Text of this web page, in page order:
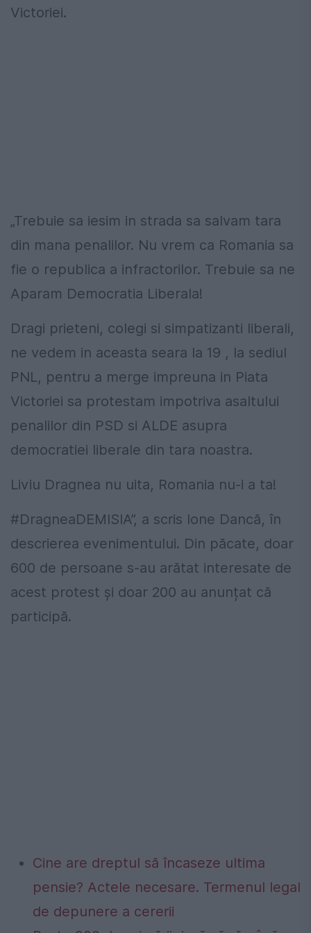
Victoriei.
„Trebuie sa iesim in strada sa salvam tara
din mana penalilor. Nu vrem ca Romania sa
fie o republica a infractorilor. Trebuie sa ne
Aparam Democratia Liberala!
Dragi prieteni, colegi si simpatizanti liberali,
ne vedem in aceasta seara la 19 , la sediul
PNL, pentru a merge impreuna in Piata
Victoriei sa protestam impotriva asaltului
penalilor din PSD si ALDE asupra
democratiei liberale din tara noastra.
Liviu Dragnea nu uita, Romania nu-i a ta!
#DragneaDEMISIA”, a scris Ione Dancă, în
descrierea evenimentului. Din păcate, doar
600 de persoane s-au arătat interesate de
acest protest și doar 200 au anunțat că
participă.
Cine are dreptul să încaseze ultima
pensie? Actele necesare. Termenul legal
de depunere a cererii